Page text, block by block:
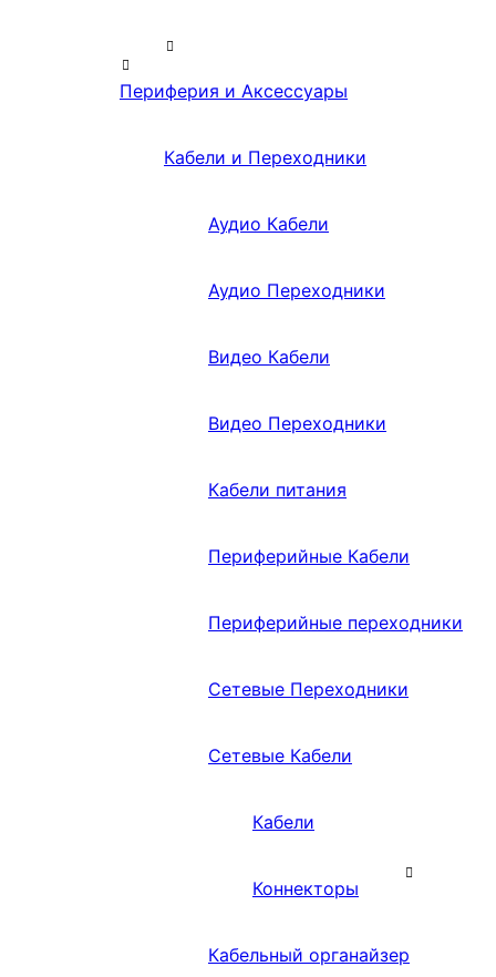
Периферия и Аксессуары
Кабели и Переходники
Аудио Кабели
Аудио Переходники
Видео Кабели
Видео Переходники
Кабели питания
Периферийные Кабели
Периферийные переходники
Сетевые Переходники
Сетевые Кабели
Кабели
Коннекторы
Кабельный органайзер